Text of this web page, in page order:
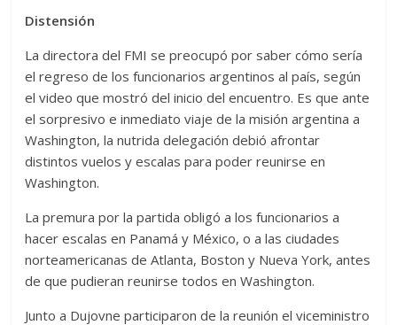
Distensión
La directora del FMI se preocupó por saber cómo sería
el regreso de los funcionarios argentinos al país, según
el video que mostró del inicio del encuentro. Es que ante
el sorpresivo e inmediato viaje de la misión argentina a
Washington, la nutrida delegación debió afrontar
distintos vuelos y escalas para poder reunirse en
Washington.
La premura por la partida obligó a los funcionarios a
hacer escalas en Panamá y México, o a las ciudades
norteamericanas de Atlanta, Boston y Nueva York, antes
de que pudieran reunirse todos en Washington.
Junto a Dujovne participaron de la reunión el viceministro